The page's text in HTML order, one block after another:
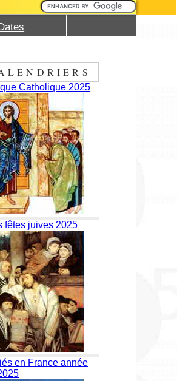
Catholique 2025
fêtes juives 2025
en France année